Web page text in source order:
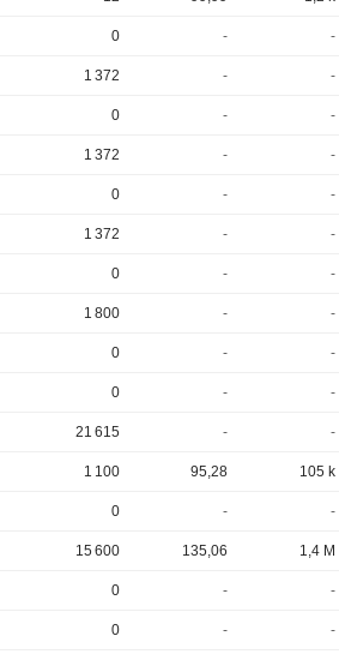
0 - -
1 372 - -
0 - -
1 372 - -
0 - -
1 372 - -
0 - -
1 800 - -
0 - -
0 - -
21 615 - -
1 100 95,28 105 k
0 - -
15 600 135,06 1,4 M
0 - -
0 - -